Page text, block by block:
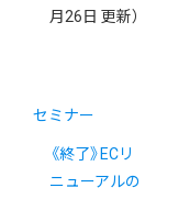
月26日 更新）
セミナー
《終了》ECリ
ニューアルの